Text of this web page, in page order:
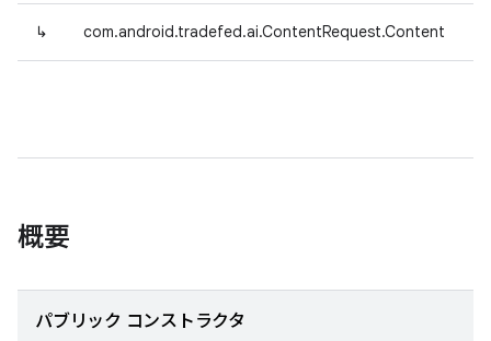
↳ com.android.tradefed.ai.ContentRequest.Content
概要
パブリック コンストラクタ